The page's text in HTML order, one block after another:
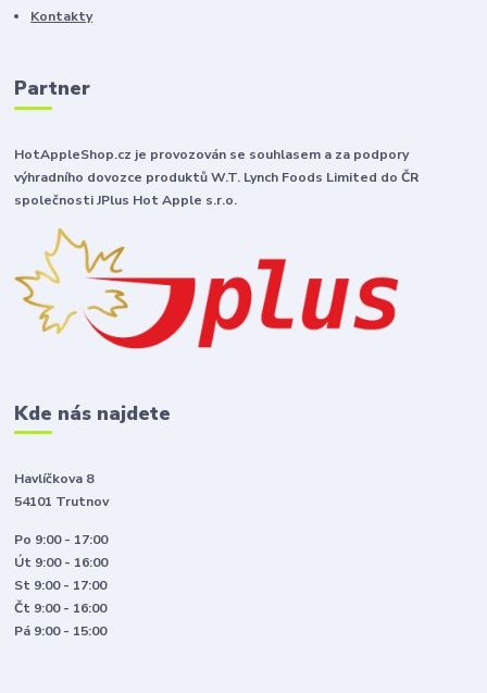
Kontakty
Partner
HotAppleShop.cz je provozován se souhlasem a za podpory
výhradního dovozce produktů W.T. Lynch Foods Limited do ČR
společnosti JPlus Hot Apple s.r.o.
Kde nás najdete
Havlíčkova 8
54101 Trutnov
Po 9:00 - 17:00
Út 9:00 - 16:00
St 9:00 - 17:00
Čt 9:00 - 16:00
Pá 9:00 - 15:00